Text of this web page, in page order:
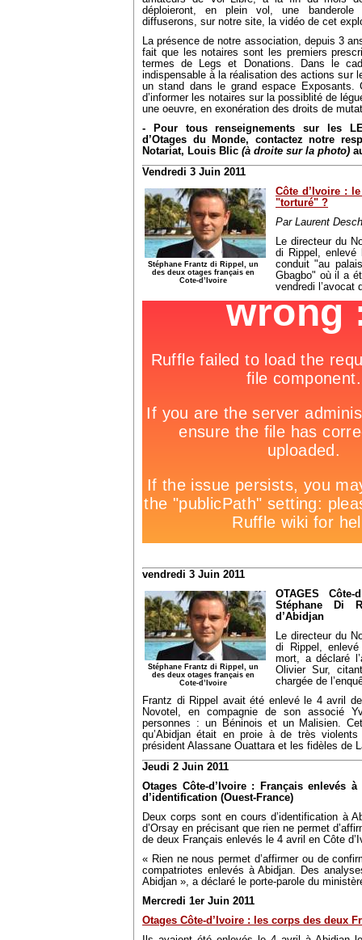
déploieront, en plein vol, une
diffuserons, sur notre site, la vidéo de cet
La présence de notre association, depuis 3
fait que les notaires sont les premiers
termes de Legs et Donations. Dans le
indispensable à la réalisation des actions sur
un stand dans le grand espace Exposants.
d’informer les notaires sur la possiblité de
une oeuvre, en exonération des droits de
- Pour tous renseignements sur les
d’Otages du Monde, contactez notre
Notariat, Louis Blic (à droite sur la photo)
Vendredi 3 Juin 2011
Stéphane Frantz di Rippel, un
des deux otages français en
Cote-d’Ivoire
Côte d’Ivoire :
"torturé" ?
Par Laurent
Le directeur du
di Rippel,
conduit "au
Gbagbo" où il a
vendredi l’avocat
vendredi 3 Juin 2011
Stéphane Frantz di Rippel, un
des deux otages français en
Cote-d’Ivoire
OTAGES
Stéphane Di
d’Abidjan
Le directeur du
di Rippel,
mort, a déclaré
Olivier Sur,
chargée de
Frantz di Rippel avait été enlevé le 4 avril
Novotel, en compagnie de son associé
personnes : un Béninois et un Malisien.
qu’Abidjan était en proie à de très
président Alassane Ouattara et les fidèles de
Jeudi 2 Juin 2011
Otages Côte-d’Ivoire : Français enlevés
d’identification (Ouest-France)
Deux corps sont en cours d’identification à
d’Orsay en précisant que rien ne permet
de deux Français enlevés le 4 avril en Côte
« Rien ne nous permet d’affirmer ou de
compatriotes enlevés à Abidjan. Des
Abidjan », a déclaré le porte-parole du
Mercredi 1er Juin 2011
Otages Côte-d’Ivoire : les corps des deux